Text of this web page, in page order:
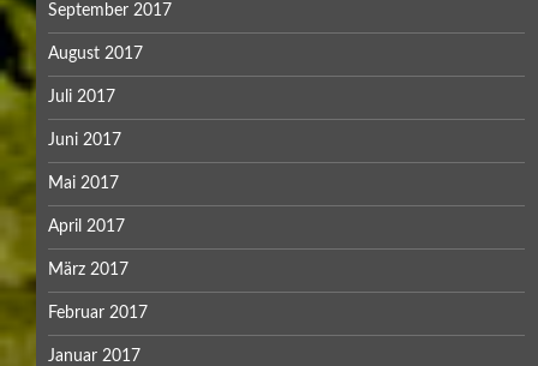
September 2017
August 2017
Juli 2017
Juni 2017
Mai 2017
April 2017
März 2017
Februar 2017
Januar 2017